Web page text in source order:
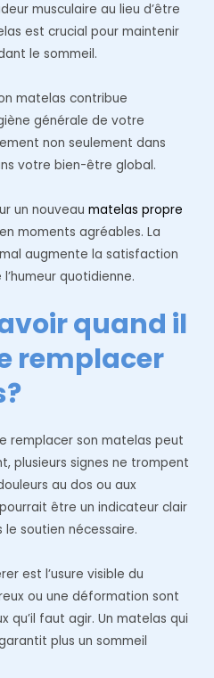
musculaire au lieu d’être
est crucial pour maintenir
le sommeil.
matelas contribue
générale de votre
non seulement dans
votre bien-être global.
un nouveaumatelas propre
moments agréables. La
augmente la satisfaction
quotidienne.
quand il
remplacer
remplacer son matelas peut
plusieurs signes ne trompent
au dos ou aux
être un indicateur clair
soutien nécessaire.
est l’usure visible du
ou une déformation sont
qu’il faut agir. Un matelas qui
plus un sommeil